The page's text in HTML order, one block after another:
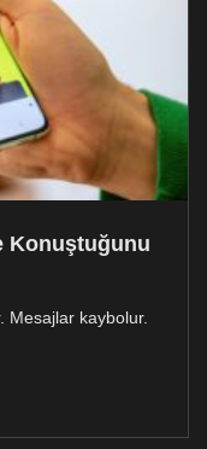
Konuştuğunu
Mesajlar kaybolur.